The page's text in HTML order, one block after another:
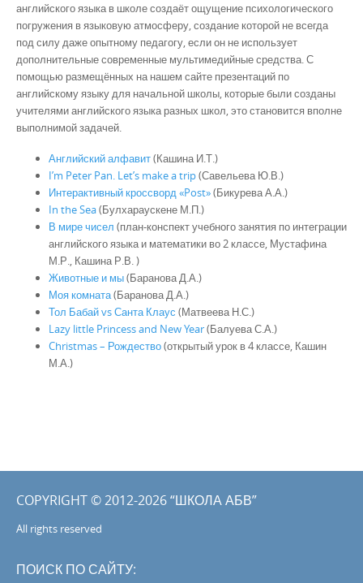
английского языка в школе создаёт ощущение психологического
погружения в языковую атмосферу, создание которой не всегда
под силу даже опытному педагогу, если он не использует
дополнительные современные мультимедийные средства. С
помощью размещённых на нашем сайте презентаций по
английскому языку для начальной школы, которые были созданы
учителями английского языка разных школ, это становится вполне
выполнимой задачей.
Английский алфавит(Кашина И.Т.)
I’m Peter Pan. Let’s make a trip(Савельева Ю.В.)
Интерактивный кроссворд «Post»(Бикурева А.А.)
In the Sea(Булхараускене М.П.)
В мире чисел (план-конспект учебного занятия по интеграции
английского языка и математики во 2 классе, Мустафина
М.Р., Кашина Р.В. )
Животные и мы(Баранова Д.А.)
Моя комната(Баранова Д.А.)
Тол Бабай vs Санта Клаус (Матвеева Н.С.)
Lazy little Princess and New Year(Балуева С.А.)
Christmas – Рождество(открытый урок в 4 классе, Кашин
М.А.)
COPYRIGHT © 2012-2026 “ШКОЛА АБВ”
All rights reserved
ПОИСК ПО САЙТУ: